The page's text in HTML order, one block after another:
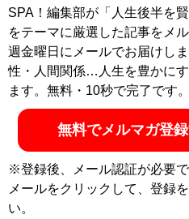
SPA！編集部が「人生後半を
をテーマに厳選した記事をメ
週金曜日にメールでお届けし
性・人間関係…人生を豊かに
ます。無料・10秒で完了です。
無料でメルマガ登
※登録後、メール認証が必要
メールをクリックして、登録
い。